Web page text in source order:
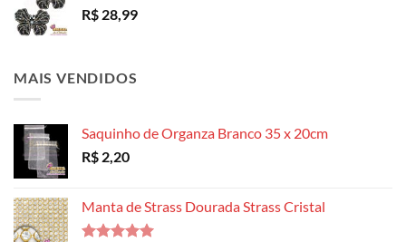
R$ 28,99
MAIS VENDIDOS
Saquinho de Organza Branco 35 x 20cm
R$ 2,20
Manta de Strass Dourada Strass Cristal